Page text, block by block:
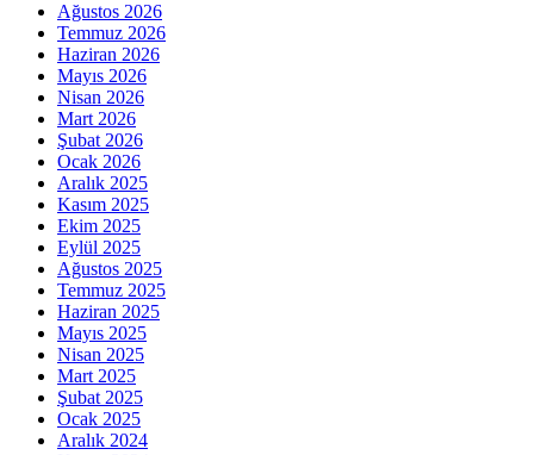
Ağustos 2026
Temmuz 2026
Haziran 2026
Mayıs 2026
Nisan 2026
Mart 2026
Şubat 2026
Ocak 2026
Aralık 2025
Kasım 2025
Ekim 2025
Eylül 2025
Ağustos 2025
Temmuz 2025
Haziran 2025
Mayıs 2025
Nisan 2025
Mart 2025
Şubat 2025
Ocak 2025
Aralık 2024